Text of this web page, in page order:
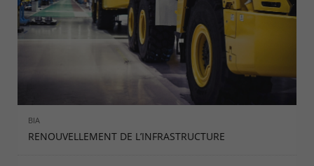
BIA
RENOUVELLEMENT DE L’INFRASTRUCTURE